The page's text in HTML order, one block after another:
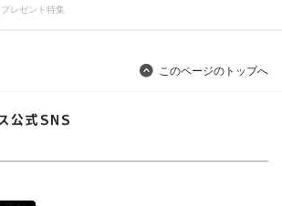
プレゼント特集
このページのトップへ